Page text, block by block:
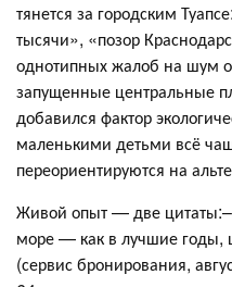
тянется за городским
тысячи», «позор
однотипных жалоб на шум
запущенные центральные
добавился фактор
маленькими детьми всё
переориентируются на
Живой опыт — две
море — как в лучшие годы,
(сервис бронирования,